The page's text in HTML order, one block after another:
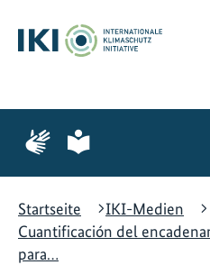
Hauptinhalt
springen
Suche
springen
Hauptnavigation
springen
Zur
Seite
Gebärdensprache
Zur
Seite
leichte
Startseite
IKI-Medien
Cuantificación del
para…